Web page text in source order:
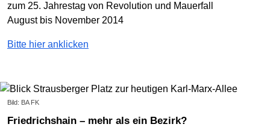
zum 25. Jahrestag von Revolution und Mauerfall
August bis November 2014
Bitte hier anklicken
Bild: BA FK
Friedrichshain – mehr als ein Bezirk?